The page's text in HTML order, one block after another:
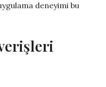
deneyimi bu